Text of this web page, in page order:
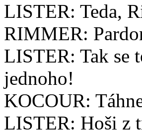
LISTER: Teda,
RIMMER:
LISTER: Tak se
jednoho!
KOCOUR:
LISTER: Hoši z